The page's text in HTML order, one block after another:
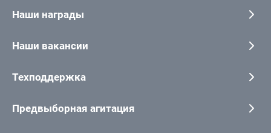
Наши награды
Наши вакансии
Техподдержка
Предвыборная агитация